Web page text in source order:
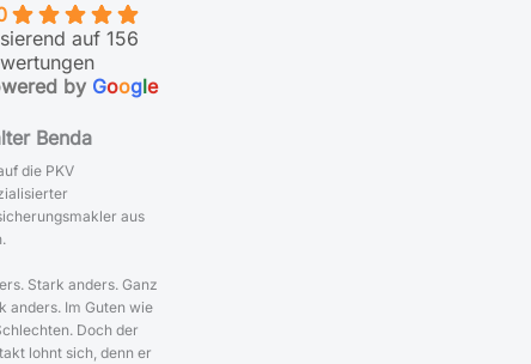
auf 156
by Google
Benda
die PKV
aus
Stark anders. Ganz
anders. Im Guten wie
Doch der
lohnt sich, denn er